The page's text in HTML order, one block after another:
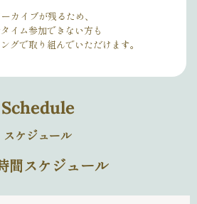
カイブが残るため、
イム参加できない方も
グで取り組んでいただけます。
Schedule
スケジュール
間スケジュール